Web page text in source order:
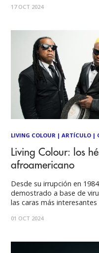
su vigencia a base de
17 OCT 2024
LIVING COLOUR |ARTÍCULO |
Living Colour: los
afroamericano
Desde su irrupción en
demostrado a base de
las caras más
sentimientos complejos,
01 OCT 2024